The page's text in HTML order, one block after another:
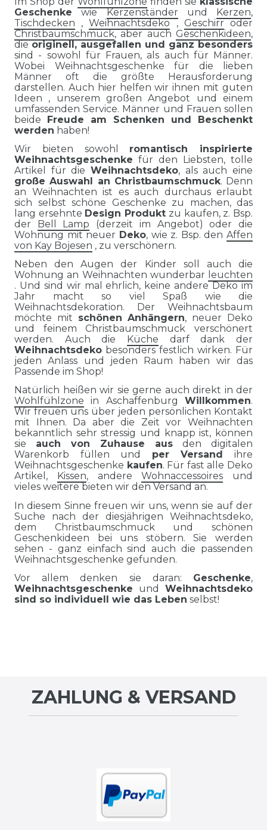
Geschenke wieKerzenständerund Kerzen,
Tischdecken ,Weihnachtsdeko, Geschirroder
Christbaumschmuck, aber auch Geschenkideen,
dieoriginell, ausgefallen und ganz besonders
sind - sowohl für Frauen, als auch für Männer.
Wobei Weihnachtsgeschenke für die lieben
Männer oft die größte Herausforderung
darstellen. Auch hier helfen wir ihnen mit guten
Ideen , unserem großen Angebot und einem
umfassenden Service. Männer und Frauen sollen
beide Freude am Schenken und Beschenkt
werden haben!
Wir bieten sowohl romantisch inspirierte
Weihnachtsgeschenke für den Liebsten, tolle
Artikel für die Weihnachtsdeko, als auch eine
große Auswahl an Christbaumschmuck. Denn
an Weihnachten ist es auch durchaus erlaubt
sich selbst schöne Geschenke zu machen, das
lang ersehnte Design Produkt zu kaufen, z. Bsp.
der Bell Lamp (derzeit im Angebot) oder die
Wohnung mit neuer Deko, wie z. Bsp. den Affen
von Kay Bojesen , zu verschönern.
Neben den Augen der Kinder soll auch die
Wohnung an Weihnachten wunderbar leuchten
. Und sind wir mal ehrlich, keine andere Deko im
Jahr macht so viel Spaß wie die
Weihnachtsdekoration. Der Weihnachtsbaum
möchte mit schönen Anhängern, neuer Deko
und feinem Christbaumschmuck verschönert
werden. Auch die Küche darf dank der
Weihnachtsdeko besonders festlich wirken. Für
jeden Anlass und jeden Raum haben wir das
Passende im Shop!
Natürlich heißen wir sie gerne auch direkt in der
Wohlfühlzone in Aschaffenburg Willkommen.
Wir freuen uns über jeden persönlichen Kontakt
mit Ihnen. Da aber die Zeit vor Weihnachten
bekanntlich sehr stressig und knapp ist, können
sie auch von Zuhause aus den digitalen
Warenkorb füllen und per Versand
ihre
Weihnachtsgeschenke kaufen. Für fast alle Deko
Artikel,
Kissen, andereWohnaccessoires und
vieles weitere bieten wir den Versand an.
In diesem Sinne freuen wir uns, wenn sie auf der
Suche nach der diesjährigen Weihnachtsdeko,
dem Christbaumschmuck und schönen
Geschenkideen bei uns stöbern. Sie werden
sehen - ganz einfach sind auch die passenden
Weihnachtsgeschenke gefunden.
Vor allem denken sie daran: Geschenke,
Weihnachtsgeschenke und Weihnachtsdeko
sind so individuell wie das Leben selbst!
ZAHLUNG & VERSAND